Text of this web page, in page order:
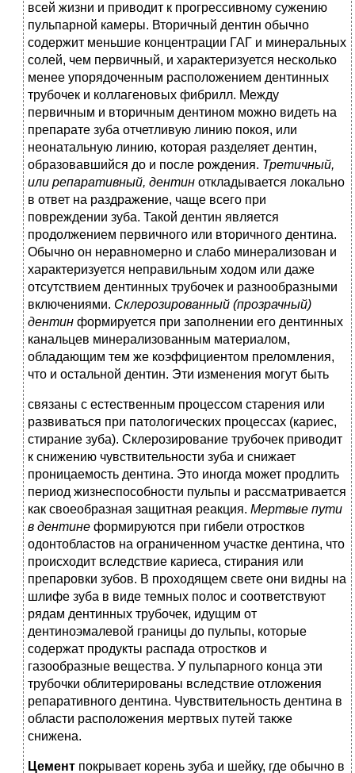
всей жизни и приводит к прогрессивному сужению
пульпарной камеры. Вторичный дентин обычно
содержит меньшие концентрации ГАГ и минеральных
солей, чем первичный, и характеризуется несколько
менее упорядоченным расположением дентинных
трубочек и коллагеновых фибрилл. Между
первичным и вторичным дентином можно видеть на
препарате зуба отчетливую линию покоя, или
неонатальную линию, которая разделяет дентин,
образовавшийся до и после рождения. Третичный,
или репаративный, дентин откладывается локально
в ответ на раздражение, чаще всего при
повреждении зуба. Такой дентин является
продолжением первичного или вторичного дентина.
Обычно он неравномерно и слабо минерализован и
характеризуется неправильным ходом или даже
отсутствием дентинных трубочек и разнообразными
включениями. Склерозированный (прозрачный)
дентин формируется при заполнении его дентинных
канальцев минерализованным материалом,
обладающим тем же коэффициентом преломления,
что и остальной дентин. Эти изменения могут быть
связаны с естественным процессом старения или
развиваться при патологических процессах (кариес,
стирание зуба). Склерозирование трубочек приводит
к снижению чувствительности зуба и снижает
проницаемость дентина. Это иногда может продлить
период жизнеспособности пульпы и рассматривается
как своеобразная защитная реакция. Мертвые пути
в дентине формируются при гибели отростков
одонтобластов на ограниченном участке дентина, что
происходит вследствие кариеса, стирания или
препаровки зубов. В проходящем свете они видны на
шлифе зуба в виде темных полос и соответствуют
рядам дентинных трубочек, идущим от
дентиноэмалевой границы до пульпы, которые
содержат продукты распада отростков и
газообразные вещества. У пульпарного конца эти
трубочки облитерированы вследствие отложения
репаративного дентина. Чувствительность дентина в
области расположения мертвых путей также
снижена.
Цемент покрывает корень зуба и шейку, где обычно в